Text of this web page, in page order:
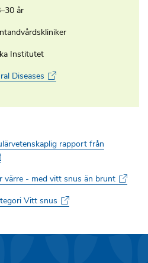
år
Institutet
Diseases
rapport från
värre - med vitt snus än brunt
Vitt snus